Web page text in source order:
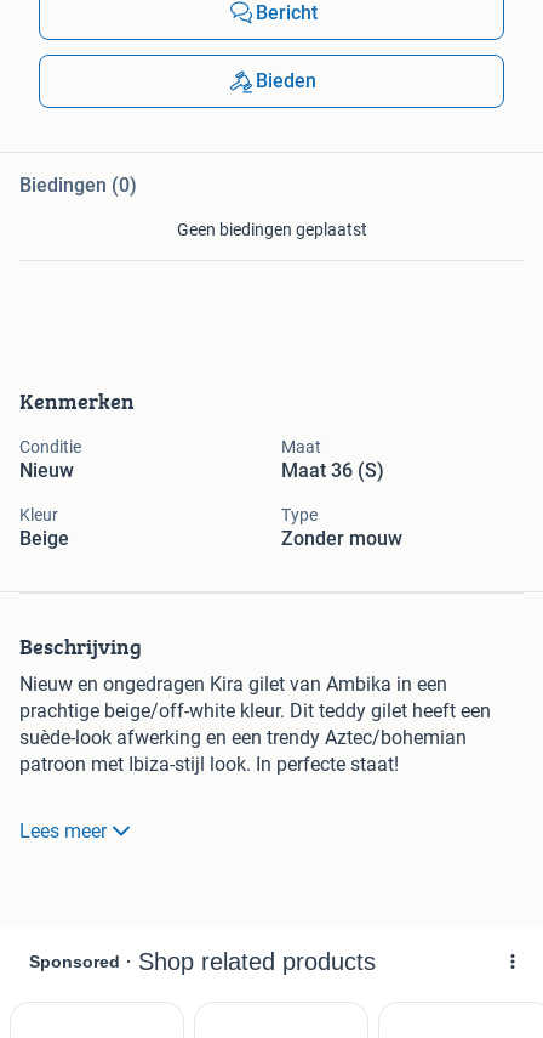
Kenmerken
Conditie
Nieuw
Maat
Maat 36 (S)
Kleur
Beige
Type
Zonder mouw
Beschrijving
Nieuw en ongedragen Kira gilet van Ambika in een
prachtige beige/off-white kleur. Dit teddy gilet heeft een
suède-look afwerking en een trendy Aztec/bohemian
patroon met Ibiza-stijl look. In perfecte staat!
Maat S/M.
Lees meer
Bericht
Bieden
Biedingen (0)
Geen biedingen geplaatst